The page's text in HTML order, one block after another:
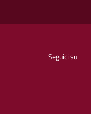
Seguici su